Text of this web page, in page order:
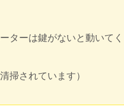
ターは鍵がないと動いてく
掃されています）